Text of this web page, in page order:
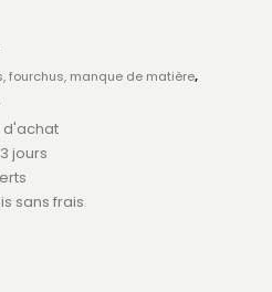
fourchus, manque de matière,
d'achat
jours
sans frais